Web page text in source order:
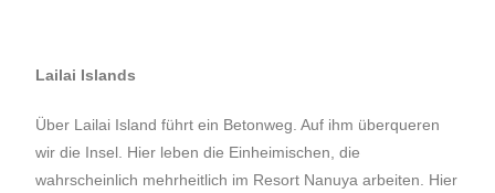
Lailai Islands
Über Lailai Island führt ein Betonweg. Auf ihm überqueren
wir die Insel. Hier leben die Einheimischen, die
wahrscheinlich mehrheitlich im Resort Nanuya arbeiten. Hier